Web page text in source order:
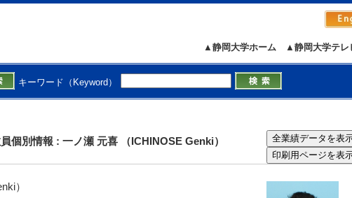
▲静岡大学テレ
▲静岡大学ホーム
キーワード（Keyword）
個別情報 : 一ノ瀬 元喜 （ICHINOSE Genki）
）